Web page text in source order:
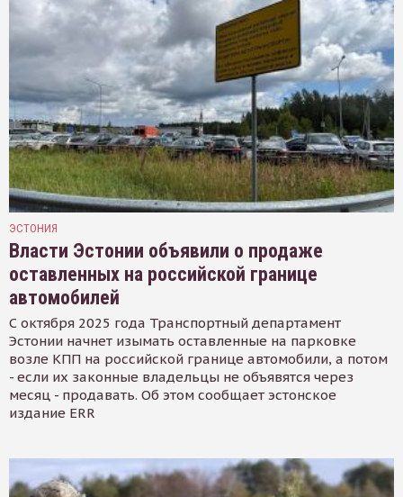
ЭСТОНИЯ
Власти Эстонии объявили о продаже
оставленных на российской границе
автомобилей
С октября 2025 года Транспортный департамент
Эстонии начнет изымать оставленные на парковке
возле КПП на российской границе автомобили, а потом
- если их законные владельцы не объявятся через
месяц - продавать. Об этом сообщает эстонское
издание ERR